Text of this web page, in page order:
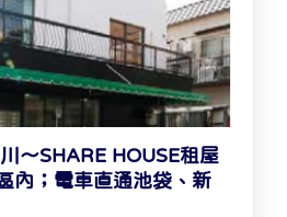
～SHARE HOUSE租屋
；電車直通池袋、新